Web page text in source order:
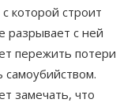
которой строит
разрывает с ней
пережить потери
замечать, что